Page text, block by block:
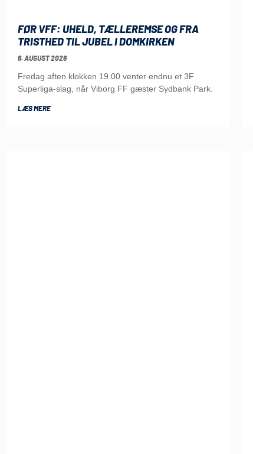
FØR VFF: UHELD, TÆLLEREMSE OG FRA
TRISTHED TIL JUBEL I DOMKIRKEN
6. AUGUST 2026
Fredag aften klokken 19.00 venter endnu et 3F
Superliga-slag, når Viborg FF gæster Sydbank Park.
LÆS MERE